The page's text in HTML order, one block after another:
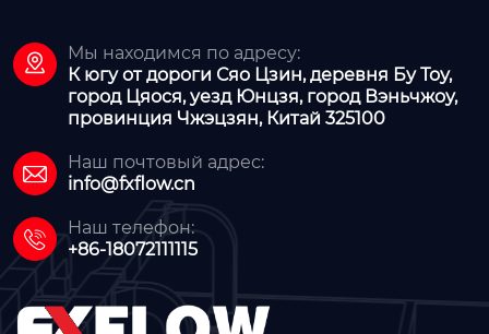

Мы находимся по адресу:
К югу от дороги Сяо Цзин, деревня Бу Тоу,
город Цяося, уезд Юнцзя, город Вэньчжоу,
провинция Чжэцзян, Китай 325100

Наш почтовый адрес:
info@fxflow.cn

Наш телефон:
+86-18072111115